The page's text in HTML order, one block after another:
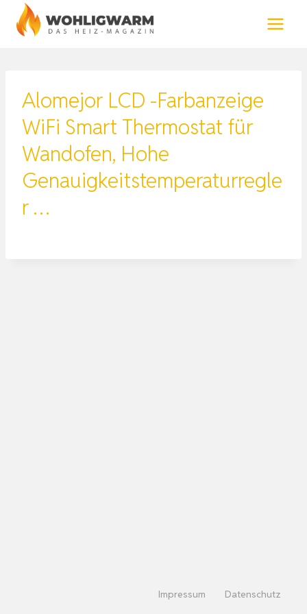
Zum
Inhalt
Alomejor LCD -Farbanzeige
WiFi Smart Thermostat für
Wandofen, Hohe
Genauigkeitstemperaturregle
r …
Impressum Datenschutz